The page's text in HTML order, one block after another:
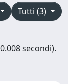
Tutti (3)
secondi).